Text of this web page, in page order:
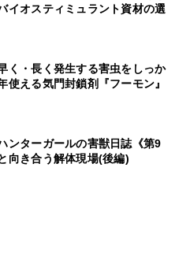
イオスティミュラント資材の選
く・長く発生する害虫をしっか
使える気門封鎖剤『フーモン』
ンターガールの害獣日誌《第9
向き合う解体現場(後編)